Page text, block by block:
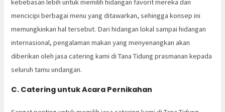
kebebasan lebih untuk memilih hidangan favorit mereka dan
mencicipi berbagai menu yang ditawarkan, sehingga konsep ini
memungkinkan hal tersebut. Dari hidangan lokal sampai hidangan
internasional, pengalaman makan yang menyenangkan akan
diberikan oleh jasa catering kami di Tana Tidung prasmanan kepada
seluruh tamu undangan.
C. Catering untuk Acara Pernikahan